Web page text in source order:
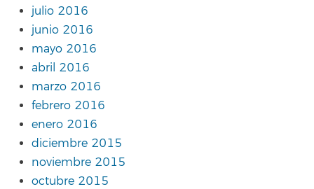
julio 2016
junio 2016
mayo 2016
abril 2016
marzo 2016
febrero 2016
enero 2016
diciembre 2015
noviembre 2015
octubre 2015